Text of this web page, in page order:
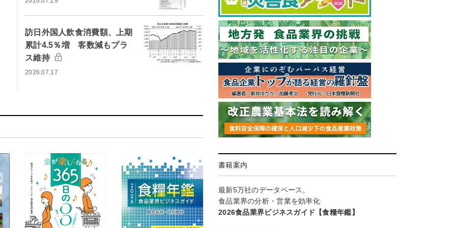
訪日外国人飲食消費額、上期
累計4.5％増 客数減もプラ
ス維持
2026.07.17
書籍案内
最新5万社のデータベース。
食品業界の分析・営業を効率化
2026食品業界ビジネスガイド【食糧年鑑】